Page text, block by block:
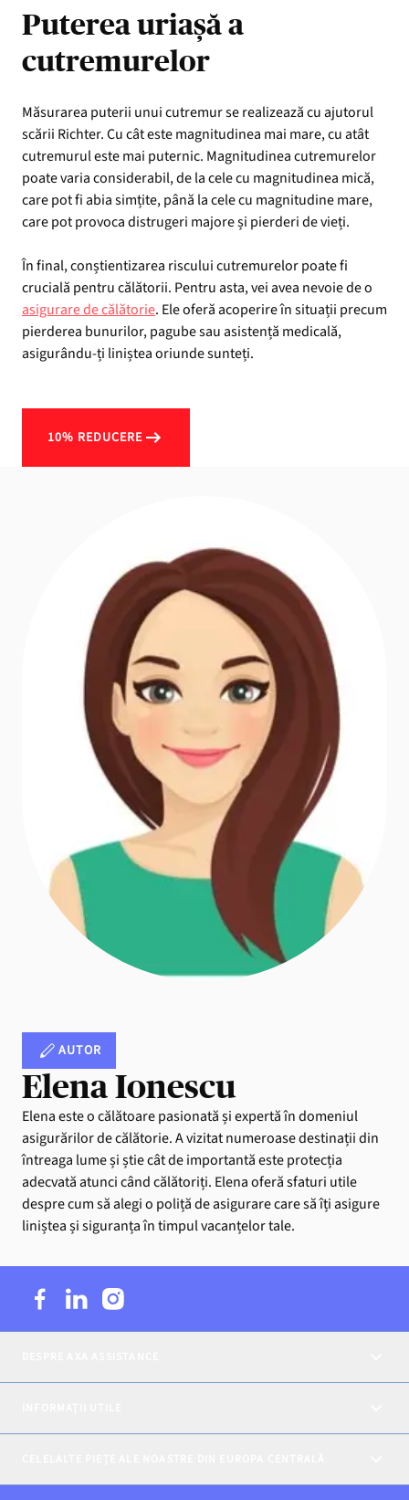
Puterea uriașă a
cutremurelor
Măsurarea puterii unui cutremur se realizează cu ajutorul
scării Richter. Cu cât este magnitudinea mai mare, cu atât
cutremurul este mai puternic. Magnitudinea cutremurelor
poate varia considerabil, de la cele cu magnitudinea mică,
care pot fi abia simțite, până la cele cu magnitudine mare,
care pot provoca distrugeri majore și pierderi de vieți.
În final, conștientizarea riscului cutremurelor poate fi
crucială pentru călătorii. Pentru asta, vei avea nevoie de o
asigurare de călătorie. Ele oferă acoperire în situații precum
pierderea bunurilor, pagube sau asistență medicală,
asigurându-ți liniștea oriunde sunteți.
10% REDUCERE
AUTOR
Elena Ionescu
Elena este o călătoare pasionată și expertă în domeniul
asigurărilor de călătorie. A vizitat numeroase destinații din
întreaga lume și știe cât de importantă este protecția
adecvată atunci când călătoriți. Elena oferă sfaturi utile
despre cum să alegi o poliță de asigurare care să îți asigure
liniștea și siguranța în timpul vacanțelor tale.